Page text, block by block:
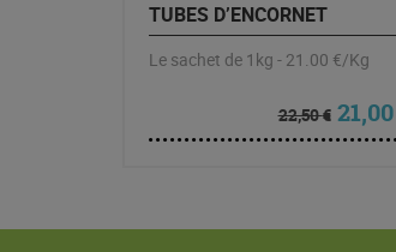
TUBES D’ENCORNET
Le sachet de 1kg - 21.00 €/Kg
22,50€ Le
21,00